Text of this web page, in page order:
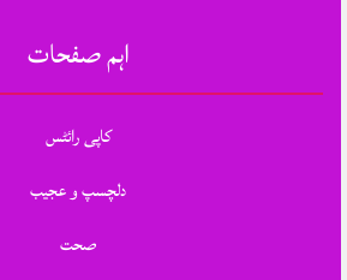
اہم صفحات
کاپی رائٹس
دلچسپ و عجیب
صحت